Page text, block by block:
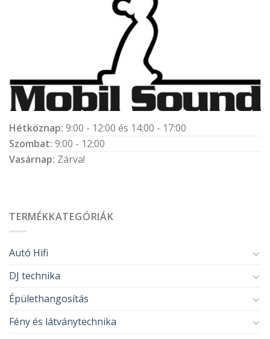
Hétköznap: 9:00 - 12:00 és 14:00 - 17:00
Szombat: 9:00 - 12:00
Vasárnap: Zárva!
TERMÉKKATEGÓRIÁK
Autó Hifi
DJ technika
Épülethangosítás
Fény és látványtechnika